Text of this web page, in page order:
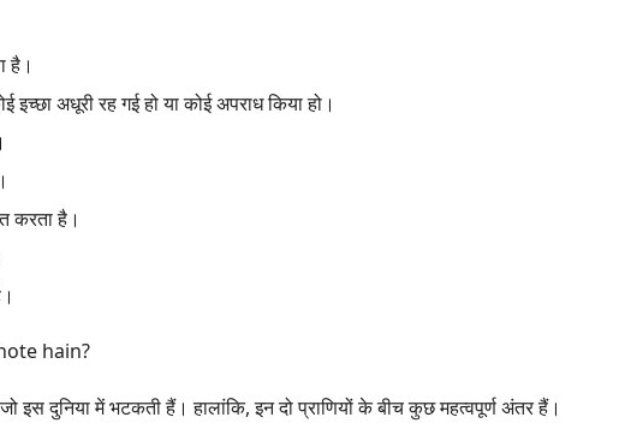
है।
अधूरी रह गई हो या कोई अपराध किया हो।
करता है।
hain?
इस दुनिया में भटकती हैं। हालांकि, इन दो प्राणियों के बीच कुछ महत्वपूर्ण अंतर हैं।